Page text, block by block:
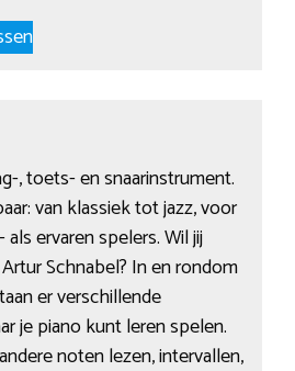
, toets- en snaarinstrument.
van klassiek tot jazz, voor
ervaren spelers. Wil jij
Schnabel? In en rondom
er verschillende
je piano kunt leren spelen.
noten lezen, intervallen,